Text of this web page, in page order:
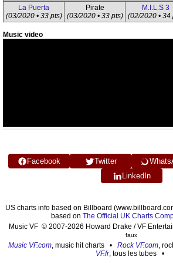
La Puerta
(03/2020 • 33 pts)
Pirate
(03/2020 • 33 pts)
M.I.L.S 3
(02/2020 • 34
Music video
Facebook Twitter
LinkedIn
US charts info based on Billboard
based on The Official UK Charts
Music VF © 2007-2026 Howard Drake / VF
faux
Music VF.com, music hit charts • Rock VF.com,
VF.fr, tous les tubes •